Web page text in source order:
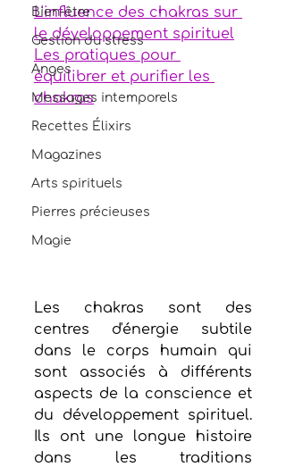
Bien-être
Gestion du stress
Anges
Messages intemporels
Recettes Élixirs
Magazines
Arts spirituels
Pierres précieuses
Magie
L'influence des chakras sur
le développement spirituel
Les pratiques pour
équilibrer et purifier les
chakras
Les chakras sont des
centres d'énergie subtile
dans le corps humain qui
sont associés à différents
aspects de la conscience et
du développement spirituel.
Ils ont une longue histoire
dans les traditions